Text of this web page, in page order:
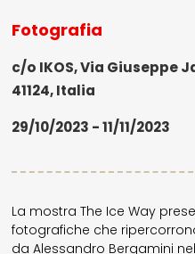
Fotografia
c/o IKOS, Via Giuseppe
41124, Italia
29/10/2023 - 11/11/2023
La mostra The Ice Way
fotografiche che
da Alessandro Bergamini